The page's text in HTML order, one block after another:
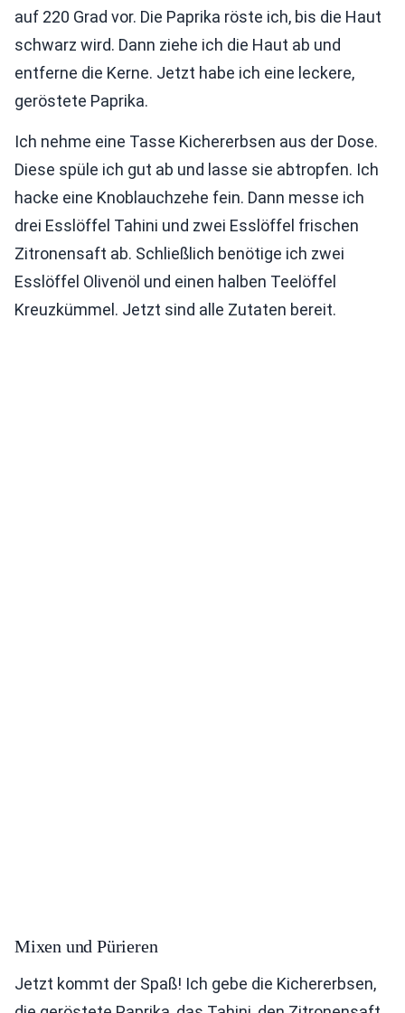
auf 220 Grad vor. Die Paprika röste ich, bis die Haut
schwarz wird. Dann ziehe ich die Haut ab und
entferne die Kerne. Jetzt habe ich eine leckere,
geröstete Paprika.
Ich nehme eine Tasse Kichererbsen aus der Dose.
Diese spüle ich gut ab und lasse sie abtropfen. Ich
hacke eine Knoblauchzehe fein. Dann messe ich
drei Esslöffel Tahini und zwei Esslöffel frischen
Zitronensaft ab. Schließlich benötige ich zwei
Esslöffel Olivenöl und einen halben Teelöffel
Kreuzkümmel. Jetzt sind alle Zutaten bereit.
Mixen und Pürieren
Jetzt kommt der Spaß! Ich gebe die Kichererbsen,